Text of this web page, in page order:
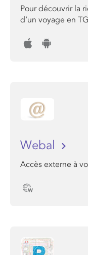
Pour découvrir la
d’un voyage en
Webal
Accès externe à